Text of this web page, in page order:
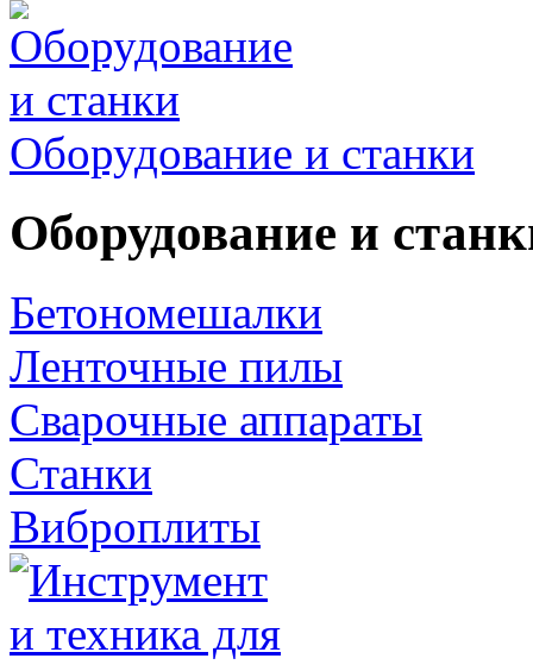
Оборудование и станки
Оборудование и
Бетономешалки
Ленточные пилы
Сварочные аппараты
Станки
Виброплиты